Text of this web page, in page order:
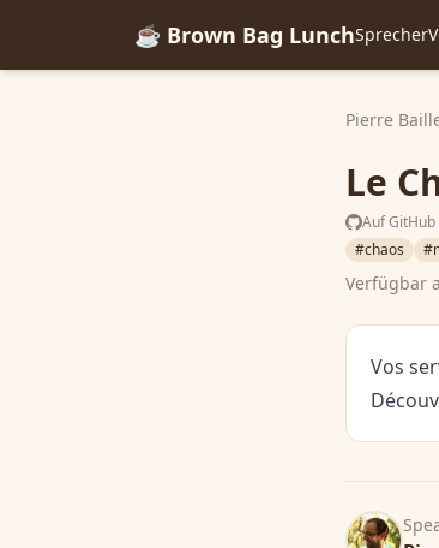
☕ Brown Bag LunchSprecher
Pierre
Le
Auf
#chaos
Verfügbar
Vos